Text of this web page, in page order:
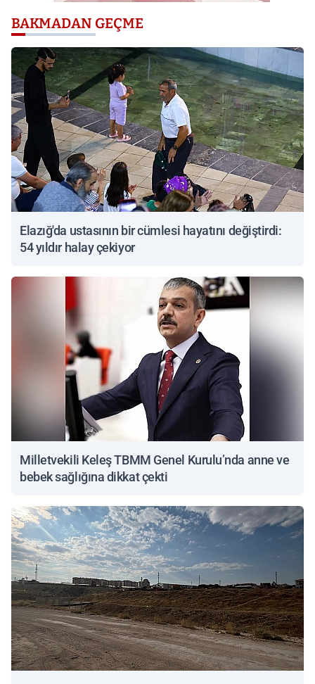
BAKMADAN GEÇME
Elazığ'da ustasının bir cümlesi hayatını değiştirdi:
54 yıldır halay çekiyor
Milletvekili Keleş TBMM Genel Kurulu’nda anne ve
bebek sağlığına dikkat çekti